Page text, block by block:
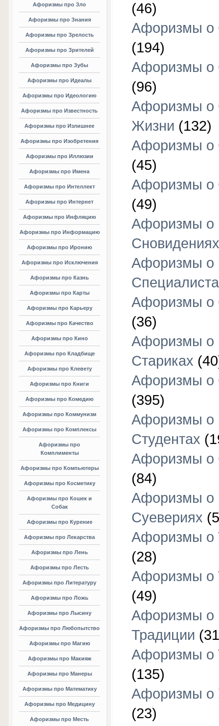
Афоризмы про Зло
Афоризмы про Знания
Афоризмы про Зрелость
Афоризмы про Зрителей
Афоризмы про Зубы
Афоризмы про Идеалы
Афоризмы про Идеологию
Афоризмы про Известность
Афоризмы про Излишнее
Афоризмы про Изобретения
Афоризмы про Иллюзии
Афоризмы про Имена
Афоризмы про Интеллект
Афоризмы про Интернет
Афоризмы про Инфляцию
Афоризмы про Информацию
Афоризмы про Иронию
Афоризмы про Исключения
Афоризмы про Казнь
Афоризмы про Карты
Афоризмы про Карьеру
Афоризмы про Качество
Афоризмы про Кино
Афоризмы про Кладбище
Афоризмы про Клевету
Афоризмы про Книги
Афоризмы про Комедию
Афоризмы про Коммунизм
Афоризмы про Комплексы
Афоризмы про
Комплименты
Афоризмы про Компьютеры
Афоризмы про Косметику
Афоризмы про Кошек и
Собак
Афоризмы про Курение
Афоризмы про Лекарства
Афоризмы про Лень
Афоризмы про Лесть
Афоризмы про Литературу
Афоризмы про Ложь
Афоризмы про Лысину
Афоризмы про Любопытство
Афоризмы про Магию
Афоризмы про Макияж
Афоризмы про Манеры
Афоризмы про Математику
Афоризмы про Медицину
Афоризмы про Месть
(46)
Афоризмы о
(194)
Афоризмы о
(96)
Афоризмы о
Жизни (132)
Афоризмы о
(45)
Афоризмы о
(49)
Афоризмы о
Сновидениях
Афоризмы о
Афоризмы о
(36)
Афоризмы о
Стариках
Афоризмы о
(395)
Афоризмы о
Студентах
Афоризмы о
(84)
Афоризмы о
Суевериях
Афоризмы о
(28)
Афоризмы о
(49)
Афоризмы о
Традиции
Афоризмы о
(135)
Афоризмы о
(23)